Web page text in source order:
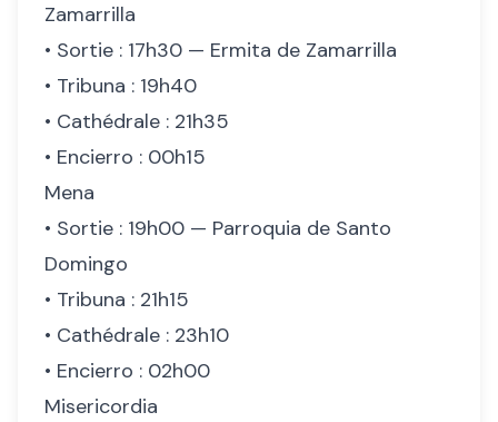
Zamarrilla
• Sortie : 17h30 — Ermita de Zamarrilla
• Tribuna : 19h40
• Cathédrale : 21h35
• Encierro : 00h15
Mena
• Sortie : 19h00 — Parroquia de Santo
Domingo
• Tribuna : 21h15
• Cathédrale : 23h10
• Encierro : 02h00
Misericordia